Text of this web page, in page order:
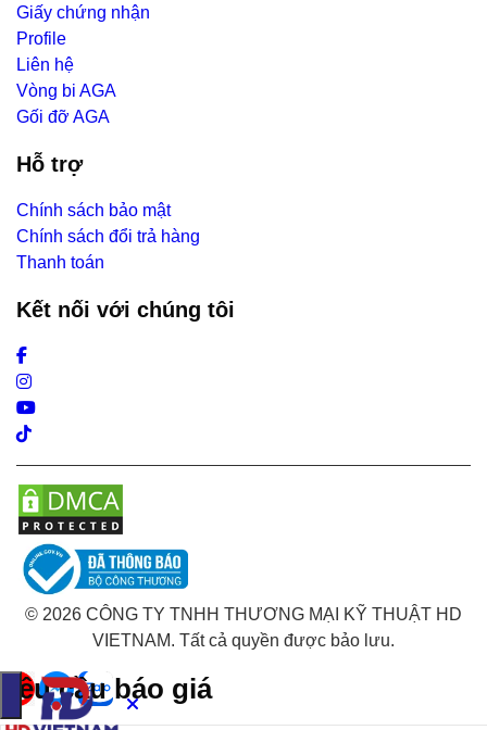
Giấy chứng nhận
Profile
Liên hệ
Vòng bi AGA
Gối đỡ AGA
Hỗ trợ
Chính sách bảo mật
Chính sách đổi trả hàng
Thanh toán
Kết nối với chúng tôi
Facebook
Instagram
Youtube
Tiktok
© 2026 CÔNG TY TNHH THƯƠNG MẠI KỸ THUẬT HD
VIETNAM. Tất cả quyền được bảo lưu.
Yêu cầu báo giá